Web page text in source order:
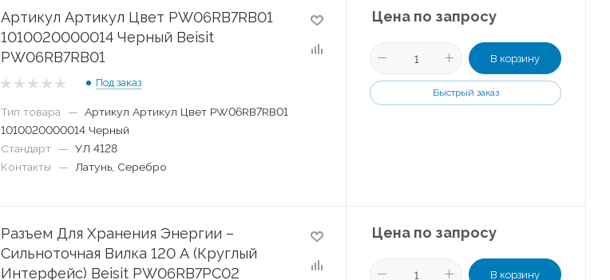
Артикул Артикул Цвет PW06RB7RB01
1010020000014 Черный Beisit
PW06RB7RB01
Под заказ
Тип товара — Артикул Артикул Цвет PW06RB7RB01
1010020000014 Черный
Стандарт
— УЛ 4128
Контакты
— Латунь, Серебро
Цена по запросу
В корзину
Быстрый заказ
Разъем Для Хранения Энергии –
Сильноточная Вилка 120 А (Круглый
Интерфейс) Beisit PW06RB7PC02
Цена по запросу
В корзину